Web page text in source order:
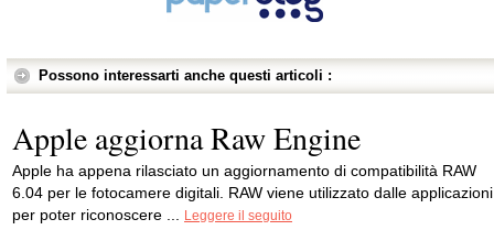
Possono interessarti anche questi articoli :
Apple aggiorna Raw Engine
Apple ha appena rilasciato un aggiornamento di compatibilità RAW
6.04 per le fotocamere digitali. RAW viene utilizzato dalle applicazioni
per poter riconoscere ...
Leggere il seguito